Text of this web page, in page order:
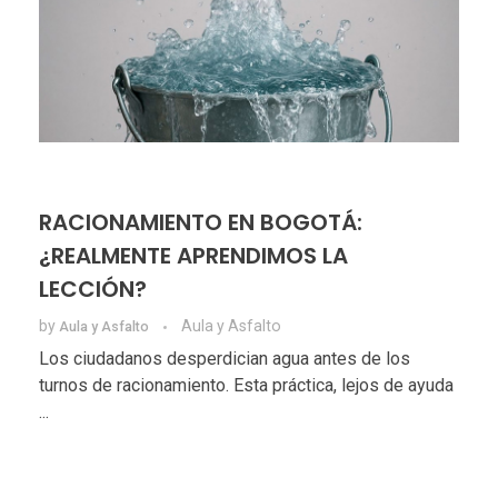
RACIONAMIENTO EN BOGOTÁ:
¿REALMENTE APRENDIMOS LA
LECCIÓN?
by Aula y Asfalto Aula y Asfalto
Los ciudadanos desperdician agua antes de los
turnos de racionamiento. Esta práctica, lejos de ayuda
...